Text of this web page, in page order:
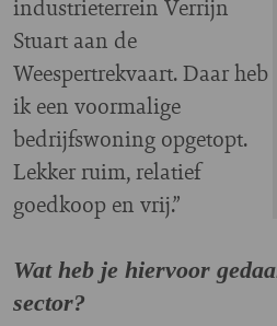
industrieterrein Verrijn
Stuart aan de
Weespertrekvaart. Daar heb
ik een voormalige
bedrijfswoning opgetopt.
Lekker ruim, relatief
goedkoop en vrij.”
Wat heb je hiervoor
sector?